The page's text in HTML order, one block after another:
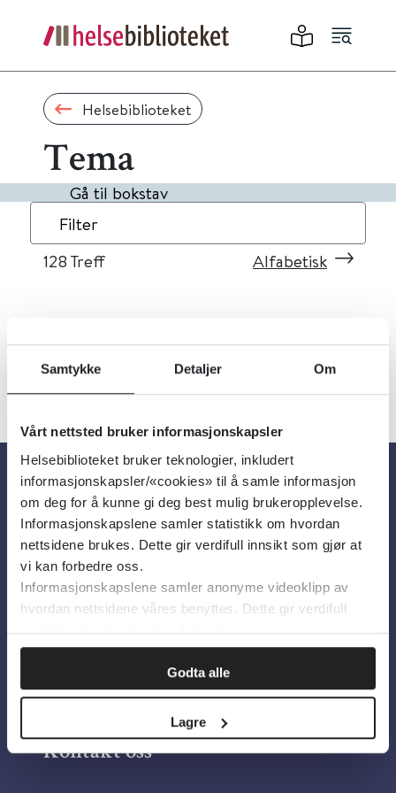
Samtykke Detaljer Om
Vårt nettsted bruker informasjonskapsler
Helsebiblioteket bruker teknologier, inkludert
informasjonskapsler/«cookies» til å samle informasjon
om deg for å kunne gi deg best mulig brukeropplevelse.
Informasjonskapslene samler statistikk om hvordan
nettsidene brukes. Dette gir verdifull innsikt som gjør at
vi kan forbedre oss.
Informasjonskapslene samler anonyme videoklipp av
hvordan nettsidene våres benyttes. Dette gir verdifull
innsikt som gjør at vi kan forbedre oss.
Godta alle
Lagre
Helsebiblioteket
Tema
Gå til bokstav
Filter
128 Treff Alfabetisk
« 1 10 11 »
Om oss
Om Helsebiblioteket
Personvern og informasjonskapsler
Tilgjengelighetserklæring
Information in English
Bilder fra Colourbox.com
Kontakt oss